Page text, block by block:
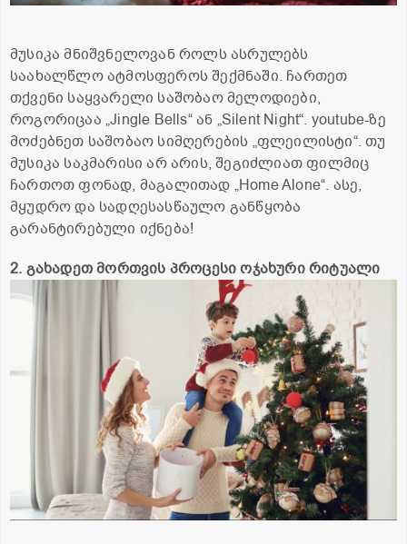
მუსიკა მნიშვნელოვან როლს ასრულებს
საახალწლო ატმოსფეროს შექმნაში. ჩართეთ
თქვენი საყვარელი საშობაო მელოდიები,
როგორიცაა „Jingle Bells“ ან „Silent Night“. youtube-ზე
მოძებნეთ საშობაო სიმღერების „ფლეილისტი“. თუ
მუსიკა საკმარისი არ არის, შეგიძლიათ ფილმიც
ჩართოთ ფონად, მაგალითად „Home Alone“. ასე,
მყუდრო და სადღესასწაულო განწყობა
გარანტირებული იქნება!
2. გახადეთ მორთვის პროცესი ოჯახური რიტუალი